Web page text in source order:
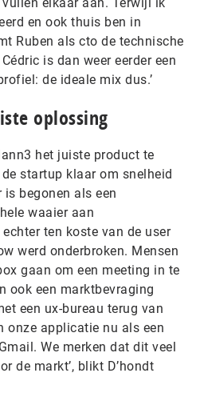
en ook thuis ben in
Ruben als cto de technische
is dan weer eerder een
de ideale mix dus.’
oplossing
het juiste product te
startup klaar om snelheid
is begonen als een
waaier aan
ten koste van de user
werd onderbroken. Mensen
gaan om een meeting in te
ook een marktbevraging
een ux-bureau terug van
onze applicatie nu als een
We merken dat dit veel
de markt’, blikt D’hondt